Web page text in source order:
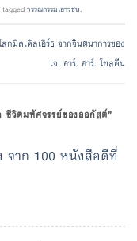
taggedวรรณกรรมเยาวชน.
กมิดเดิลเอิร์ธ จากจินตนาการของ
เจ. อาร์. อาร์. โทลคีน
ชีวิตมหัศจรรย์ของออกัสต์”
จาก 100 หนังสือดีที่